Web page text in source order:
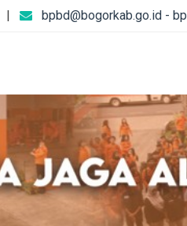
| bpbd@bogorkab.go.id -